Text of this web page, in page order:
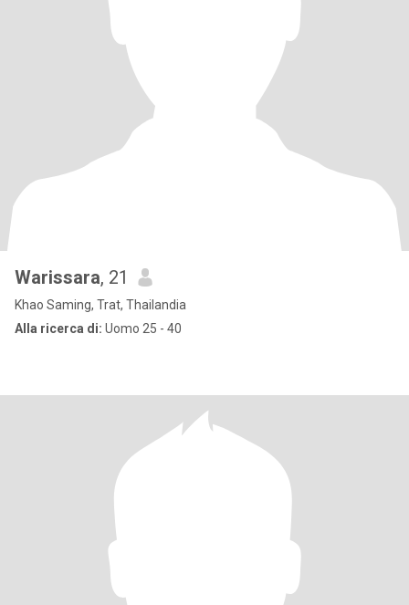
Warissara, 21
Khao Saming, Trat, Thailandia
Alla ricerca di: Uomo 25 - 40